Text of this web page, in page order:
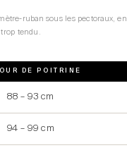
ruban sous les pectoraux, en
tendu.
DE POITRINE
88 – 93 cm
94 – 99 cm